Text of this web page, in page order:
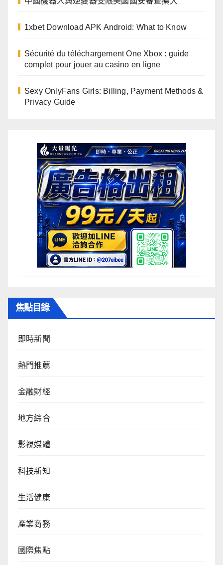
1xbet Download APK Android: What to Know
Sécurité du téléchargement One Xbox : guide
complet pour jouer au casino en ligne
Sexy OnlyFans Girls: Billing, Payment Methods &
Privacy Guide
焦點目錄
即時新聞
熱門推薦
金融財經
地方綜合
影視媒體
科技新知
生活健康
產業商務
國際焦點